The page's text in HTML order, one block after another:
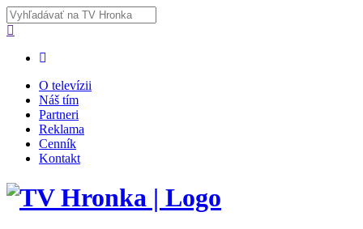
O televízii
Náš tím
Partneri
Reklama
Cenník
Kontakt